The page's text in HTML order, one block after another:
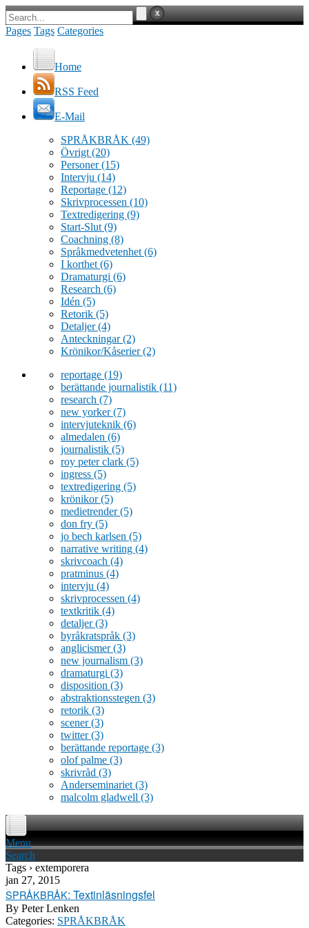
Pages Tags Categories
Home
RSS Feed
E-Mail
SPRÅKBRÅK (49)
Övrigt (20)
Personer(15)
Intervju (14)
Reportage (12)
Skrivprocessen (10)
Textredigering (9)
Start-Slut (9)
Coachning (8)
Språkmedvetenhet (6)
I korthet (6)
Dramaturgi (6)
Research (6)
Idén (5)
Retorik (5)
Detaljer(4)
Anteckningar(2)
Krönikor/Kåserier(2)
reportage (19)
berättande journalistik (11)
research (7)
new yorker(7)
intervjuteknik (6)
almedalen (6)
journalistik (5)
roy peter clark (5)
ingress (5)
textredigering (5)
krönikor(5)
medietrender(5)
don fry (5)
jo bech karlsen (5)
narrative writing (4)
skrivcoach (4)
pratminus (4)
intervju (4)
skrivprocessen (4)
textkritik (4)
detaljer(3)
byråkratspråk (3)
anglicismer(3)
new journalism (3)
dramaturgi (3)
disposition (3)
abstraktionsstegen (3)
retorik (3)
scener(3)
twitter(3)
berättande reportage (3)
olof palme (3)
skrivråd (3)
Anderseminariet (3)
malcolm gladwell (3)
Menu
Search
Tags › extemporera
jan 27, 2015
SPRÅKBRÅK: Textinläsningsfel
By Peter Lenken
Categories: SPRÅKBRÅK